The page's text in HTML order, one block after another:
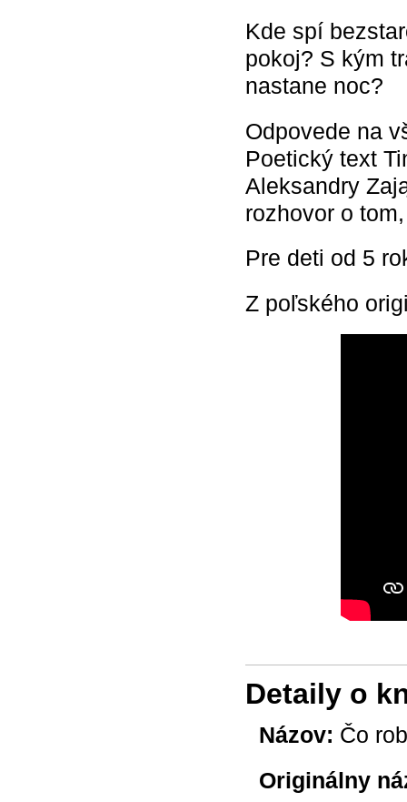
Kde spí
pokoj? S kým
nastane noc?
Odpovede na
Poetický text
Aleksandry
rozhovor o
Pre deti od 5
Z poľského
Detaily o
Názov: Čo
Originálny